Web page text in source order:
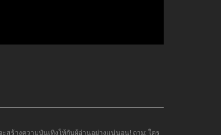
ร้างความบันเทิงให้กับผู้อ่านอย่างแน่นอน! ถาม: ใคร